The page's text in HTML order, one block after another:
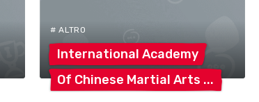
# ALTRO
InternationalAcademy
Of Chinese MartialArts